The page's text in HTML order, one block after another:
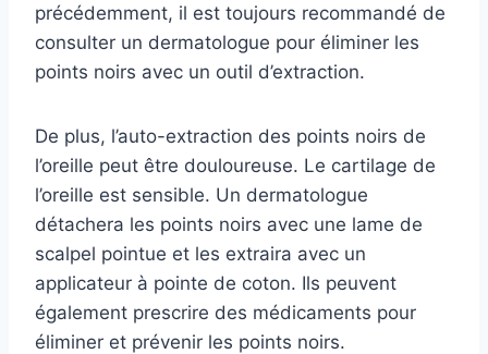
précédemment, il est toujours recommandé de
consulter un dermatologue pour éliminer les
points noirs avec un outil d’extraction.
De plus, l’auto-extraction des points noirs de
l’oreille peut être douloureuse. Le cartilage de
l’oreille est sensible. Un dermatologue
détachera les points noirs avec une lame de
scalpel pointue et les extraira avec un
applicateur à pointe de coton. Ils peuvent
également prescrire des médicaments pour
éliminer et prévenir les points noirs.